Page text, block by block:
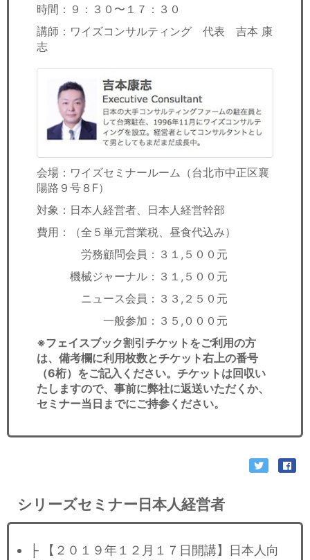
時間：９：３０〜１７：３０
講師：ワイズコンサルティング 代表 吉本 康
志
会場：ワイズセミナールーム（台北市中正区襄
陽路９号８F）
対象：日本人経営者、日本人経営幹部
費用：（全５単元営業税、昼食代込み）
労務顧問会員：３１,５００元
機械ジャーナル：３１,５００元
ニュース会員：３３,２５０元
一般参加：３５,０００元
※フェイスブック割引チケットをご利用の方
は、備考欄に利用枚数とチケット右上の番号
（6桁）をご記入ください。チケットは回収い
たしますので、事前に弊社に返送いただくか、
セミナー当日までにご持参ください。
シリーズセミナー日本人経営者
├ 【２０１９年１２月１７日開講】日本人向